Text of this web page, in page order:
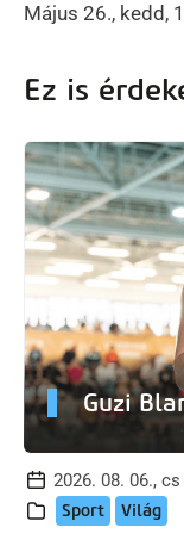
Május 26., kedd,
Ez is
Guzi
2026. 08. 06.,
Sport Világ